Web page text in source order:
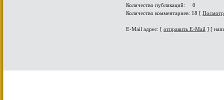
Количество публикаций: 0
Количество комментариев: 18 [
E-Mail адрес: [ отправить E-Mail ] [